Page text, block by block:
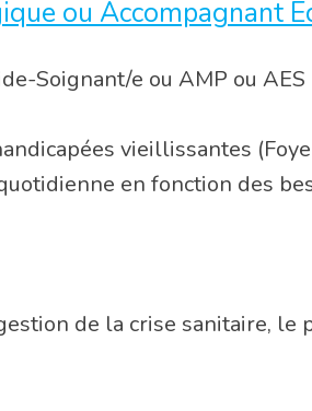
ou Accompagnant
Soignant/e ou AMP ou AES
vieillissantes
en fonction des
de la crise sanitaire, le